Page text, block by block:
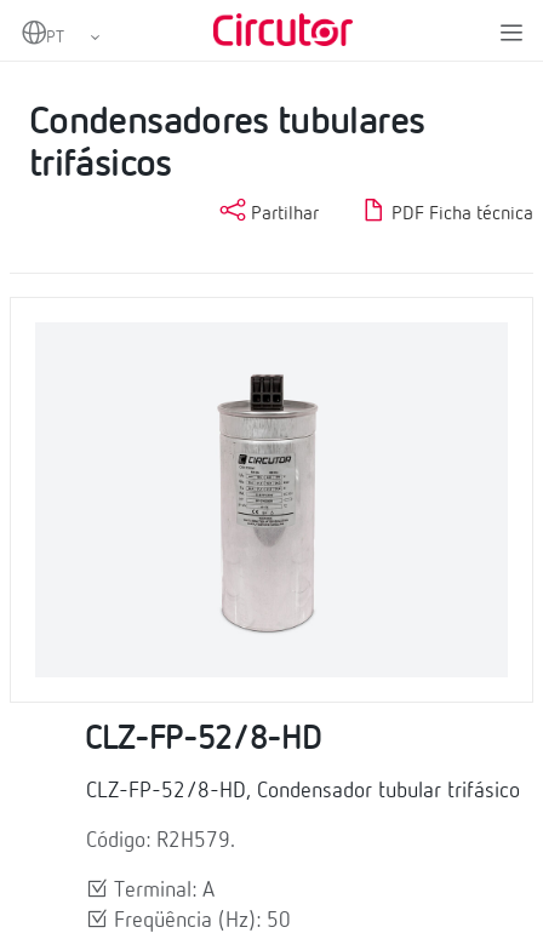
Home
Condensadores BT
Condensadores tubulares
trifásicos
Partilhar PDF Ficha técnica
CLZ-FP-52/8-HD
CLZ-FP-52/8-HD, Condensador tubular trifásico
Código: R2H579.
Terminal: A
Freqüência (Hz): 50